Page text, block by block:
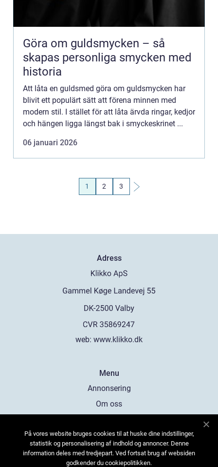
Göra om guldsmycken – så
skapas personliga smycken med
historia
Att låta en guldsmed göra om guldsmycken har
blivit ett populärt sätt att förena minnen med
modern stil. I stället för att låta ärvda ringar, kedjor
och hängen ligga längst bak i smyckeskrinet ...
06 januari 2026
1 2 3
Adress
web: www.klikko.dk
Menu
Annonsering
Om oss
Kontakta oss
Sitemap
På vores website bruges cookies til at huske dine indstillinger,
statistik og personalisering af indhold og annoncer. Denne
information deles med tredjepart. Ved fortsat brug af websiden
godkender du cookiepolitikken.